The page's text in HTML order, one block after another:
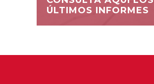
ÚLTIMOS INFORMES